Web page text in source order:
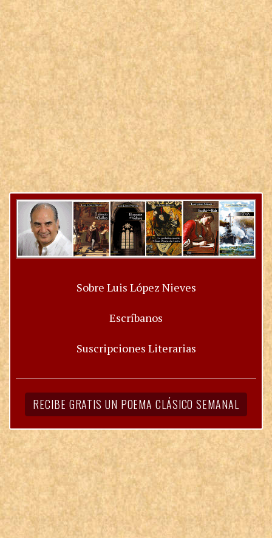
Sobre Luis López Nieves
Escríbanos
Suscripciones Literarias
RECIBE GRATIS UN POEMA CLÁSICO SEMANAL